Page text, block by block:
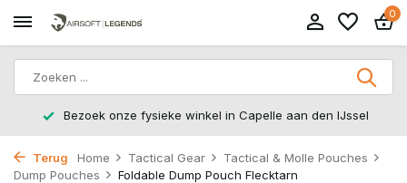
0
Bezoek onze fysieke winkel in Capelle aan den IJssel
Terug Home Tactical Gear
Tactical & Molle Pouches
Dump Pouches
Foldable Dump Pouch Flecktarn